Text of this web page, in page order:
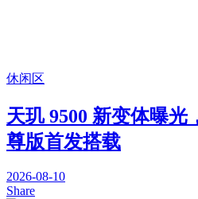
休闲区
天玑 9500 新变体曝光
尊版首发搭载
2026-08-10
Share